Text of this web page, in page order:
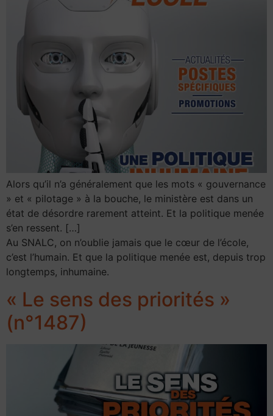
Alors qu’il n’a généralement que les mots « gouvernance
» et « pilotage » à la bouche, le ministère est dans un
état de désordre rarement atteint. Et la politique menée
s’en ressent. […]
Au SNALC, on n’oublie jamais que le cœur de l’école,
c’est l’humain. Et que la politique menée est, depuis trop
longtemps, inhumaine.
« Le sens des priorités »
(n°1487)